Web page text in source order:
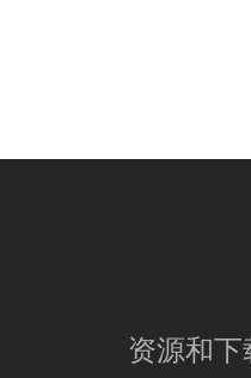
资源和下